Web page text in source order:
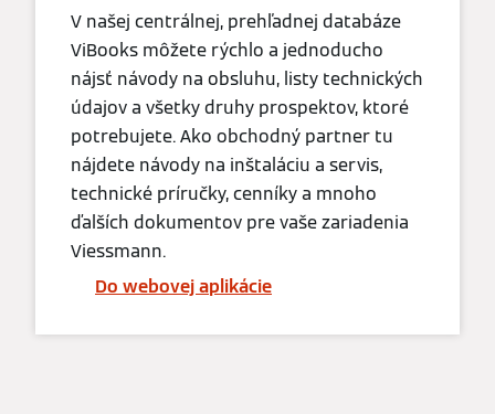
V našej centrálnej, prehľadnej databáze
ViBooks môžete rýchlo a jednoducho
nájsť návody na obsluhu, listy technických
údajov a všetky druhy prospektov, ktoré
potrebujete. Ako obchodný partner tu
nájdete návody na inštaláciu a servis,
technické príručky, cenníky a mnoho
ďalších dokumentov pre vaše zariadenia
Viessmann.
Do webovej aplikácie